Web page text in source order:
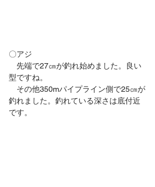
〇アジ
先端で27㎝が釣れ始めました。良い
型ですね。
その他350mパイプライン側で25㎝が
釣れました。釣れている深さは底付近
です。